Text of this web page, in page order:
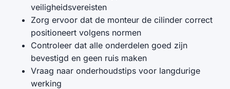
veiligheidsvereisten
Zorg ervoor dat de monteur de cilinder correct
positioneert volgens normen
Controleer dat alle onderdelen goed zijn
bevestigd en geen ruis maken
Vraag naar onderhoudstips voor langdurige
werking